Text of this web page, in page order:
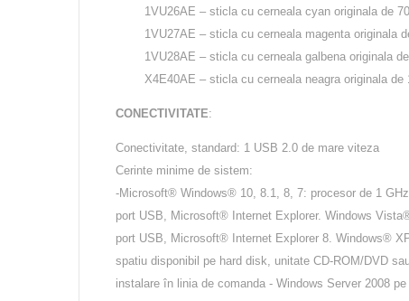
1VU26AE – sticla cu cerneala cyan originala de 70
1VU27AE – sticla cu cerneala magenta originala
1VU28AE – sticla cu cerneala galbena originala de
X4E40AE – sticla cu cerneala neagra originala de
CONECTIVITATE:
Conectivitate, standard: 1 USB 2.0 de mare viteza
Cerinte minime de sistem:
-Microsoft® Windows® 10, 8.1, 8, 7: procesor de 1
port USB, Microsoft® Internet Explorer. Windows
port USB, Microsoft® Internet Explorer 8. Windows®
spatiu disponibil pe hard disk, unitate CD-ROM/DVD
instalare în linia de comanda - Windows Server 2008